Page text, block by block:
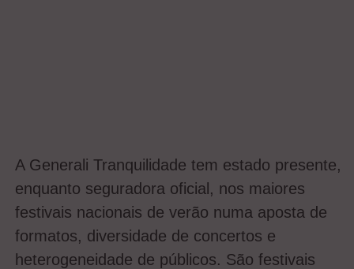
A Generali Tranquilidade tem estado presente,
enquanto seguradora oficial, nos maiores
festivais nacionais de verão numa aposta de
formatos, diversidade de concertos e
heterogeneidade de públicos. São festivais